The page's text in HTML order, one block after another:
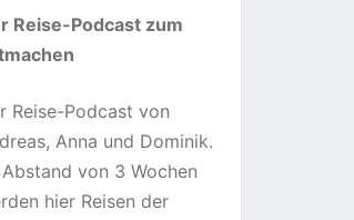
Reise-Podcast zum
Reise-Podcast von
Anna und Dominik.
von 3 Wochen
hier Reisen der